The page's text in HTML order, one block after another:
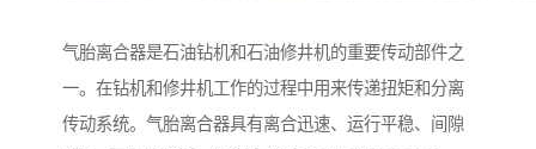
气胎离合器是石油钻机和石油修井机的重要传动部件之
一。在钻机和修井机工作的过程中用来传递扭矩和分离
传动系统。气胎离合器具有离合迅速、运行平稳、间隙